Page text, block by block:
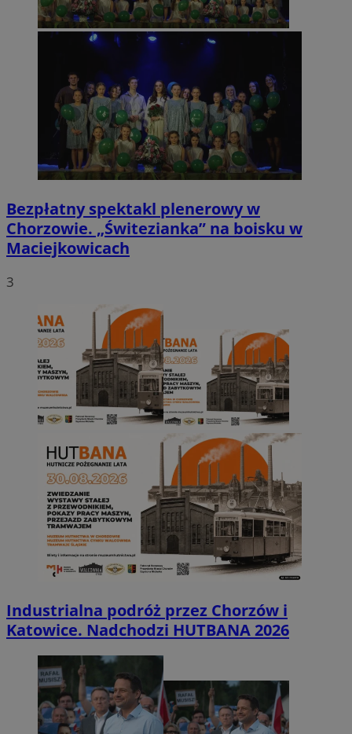
Bezpłatny spektakl plenerowy w
Chorzowie. „Świtezianka” na boisku w
Maciejkowicach
3
Industrialna podróż przez Chorzów i
Katowice. Nadchodzi HUTBANA 2026